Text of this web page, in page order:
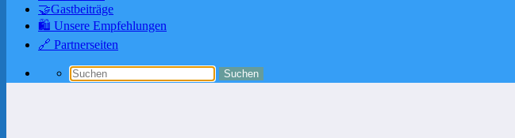
🤝Gastbeiträge
🛍️ Unsere Empfehlungen
🔗 Partnerseiten